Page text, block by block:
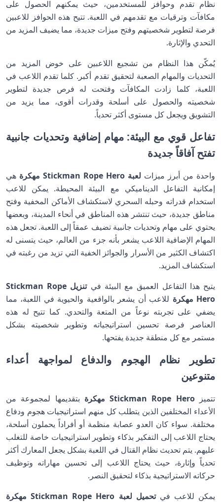
نظام تقدم وحوافز للمستخدمين، حيث يمكنهم الحصول على
مكافآت وترقيات مع تقدمهم في اللعبة. تتيح هذه الحوافز للاعبين
فرصة لتطوير شخصيتهم وفتح ميزات جديدة، مما يضيف المزيد من
التحدي والإثارة.
يُمكّن هذا النظام من تشجيع اللاعبين على خوض المزيد من
التحديات والمهام الصعبة لتحقيق تقدم أكبر. كلما تقدم اللاعب في
اللعبة، كلما زادت المكافآت وفتحت له فرص جديدة لتطوير
شخصيته والحصول على أسلحة وقدرات أقوى، مما يزيد من
التشويق ويجعل كل مستوى أكثر تحدياً.
تفاعل قوي مع البيئة: مهام إضافية وتحديات جانبية
تفتح آفاقاً جديدة
واحدة من أبرز ميزات لعبة Stickman Rope Hero مهكرة
هي
إمكانية التفاعل الديناميكي مع البيئة المحيطة. يمكن للاعب
استخدام قدراته وحبله السحري لاستكشاف الأماكن المخفية وفتح
مناطق جديدة، حيث تنتشر هذه المناطق في أنحاء المدينة، وبعضها
يحتوي على مهام وتحديات جانبية تضيف عمقاً إلى اللعبة. تجعل هذه
المهام الإضافية اللاعب يشعر بأنه جزء من العالم، حيث يتسنى له
اكتشاف الكثير من الأسرار والجوائز الخفية التي تزيد من رغبته في
استكشاف المزيد.
يتيح هذا التفاعل العميق مع البيئة في
تنزيل Stickman Rope
Hero مهكرة
للاعب أن يشعر بالواقعية والحيوية في اللعبة، مما
يضفي على تجربته نوعاً من المتعة والتحدي. كما تتيح له هذه
العناصر فرصة تحسين استراتيجياته وتطوير شخصيته بشكل
مستمر مع كل منطقة جديدة يفتحها.
تطوير نظام الهجوم والدفاع لمواجهة أعداء
متنوعين
تتميزStickman Rope Hero مهكرة
بتقديمها لمجموعة من
الأعداء المختلفين الذين يتطلب كل منهم استراتيجيات هجوم ودفاع
مختلفة. سواء كان العدو عصابة منظمة أو أفراداً يحملون أسلحة،
يحتاج اللاعب إلى التفكير بذكاء وتطوير استراتيجيات خاصة للتغلب
عليهم. يتم تحديث نظام القتال في اللعبة بشكل يجعل المعارك أكثر
تحدياً وإثارة، حيث يحتاج اللاعب إلى تحسين مهاراته وتوظيف
حركاته الاستراتيجية بذكاء لتحقيق النصر.
يمكن للاعب فيتحميل لعبة Stickman Rope Hero مهكرة